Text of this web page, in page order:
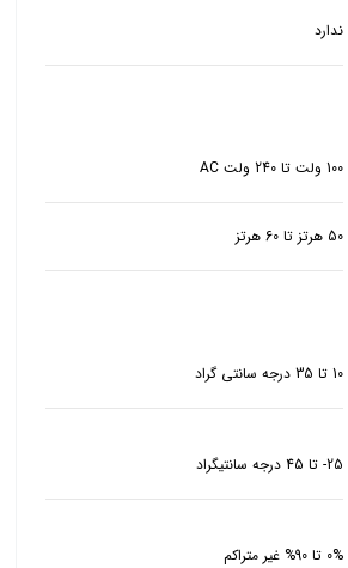
ندارد
100 ولت تا 240 ولت AC
50 هرتز تا 60 هرتز
10 تا 35 درجه سانتی گراد
25- تا 45 درجه سانتیگراد
0% تا 90% غیر متراکم